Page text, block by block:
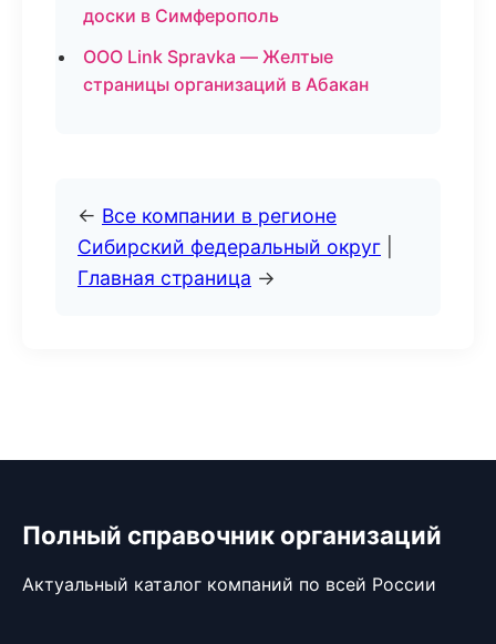
доски в Симферополь
ООО Link Spravka — Желтые
страницы организаций в Абакан
← Все компании в регионе
Сибирский федеральный округ
Главная страница →
Полный справочник организаций
Актуальный каталог компаний по всей России